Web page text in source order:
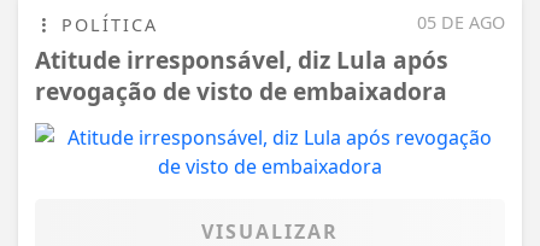
05 DE AGO
POLÍTICA
Atitude irresponsável, diz Lula após
revogação de visto de embaixadora
VISUALIZAR